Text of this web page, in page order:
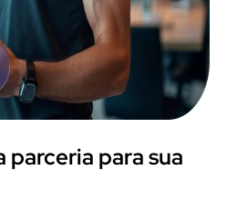
para sua